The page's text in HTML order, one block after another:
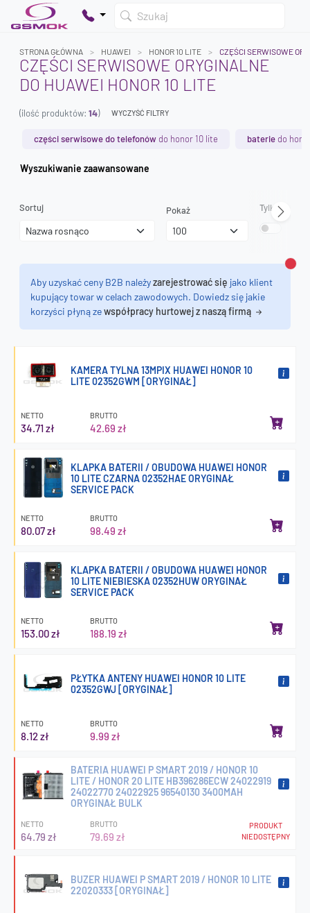
Szukaj
Dodaj produkty, aby kontynuować.
STRONA GŁÓWNA HUAWEI HONOR 10 LITE CZĘŚCI SERWISOWE
CZĘŚCI SERWISOWE ORYGINALNE
DO HUAWEI HONOR 10 LITE
(ilość produktów: 14) WYCZYŚĆ FILTRY
części serwisowe do telefonów do honor 10 lite baterie do
Wyszukiwanie zaawansowane
Sortuj Pokaż Tylko
Aby uzyskać ceny B2B należyzarejestrować się jako klient
kupujący towar w celach zawodowych. Dowiedz się jakie
korzyści płyną zewspółpracy hurtowej z naszą firmą
KAMERA TYLNA 13MPIX HUAWEI HONOR 10
LITE 02352GWM [ORYGINAŁ]
NETTO
34.71 zł
BRUTTO
42.69 zł
KLAPKA BATERII / OBUDOWA HUAWEI HONOR
10 LITE CZARNA 02352HAE ORYGINAŁ
SERVICE PACK
NETTO
80.07 zł
BRUTTO
98.49 zł
KLAPKA BATERII / OBUDOWA HUAWEI HONOR
10 LITE NIEBIESKA 02352HUW ORYGINAŁ
SERVICE PACK
NETTO
153.00 zł
BRUTTO
188.19 zł
PŁYTKA ANTENY HUAWEI HONOR 10 LITE
02352GWJ [ORYGINAŁ]
NETTO
8.12 zł
BRUTTO
9.99 zł
BATERIA HUAWEI P SMART 2019 / HONOR 10
LITE / HONOR 20 LITE HB396286ECW 24022919
24022770 24022925 96540130 3400MAH
ORYGINAŁ BULK
NETTO
64.79 zł
BRUTTO
79.69 zł
PRODUKT
NIEDOSTĘPNY
BUZER HUAWEI P SMART 2019 / HONOR 10 LITE
22020333 [ORYGINAŁ]